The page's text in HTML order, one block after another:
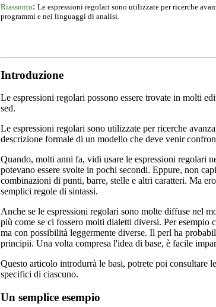
Riassunto: Le espressioni regolari sono utilizzate per ricerche
programmi e nei linguaggi di analisi.
Introduzione
Le espressioni regolari possono essere trovate in molti
sed.
Le espressioni regolari sono utilizzate per ricerche
descrizione formale di un modello che deve venir
Quando, molti anni fa, vidi usare le espressioni regolari
potevano essere svolte in pochi secondi. Eppure, non
combinazioni di punti, barre, stelle e altri caratteri. Ma
semplici regole di sintassi.
Anche se le espressioni regolari sono molte diffuse nel
più come se ci fossero molti dialetti diversi. Per esempio
ma con possibilità leggermente diverse. Il perl ha
principii. Una volta compresa l'idea di base, è facile
Questo articolo introdurrà le basi, potrete poi consultare
specifici di ciascuno.
Un semplice esempio